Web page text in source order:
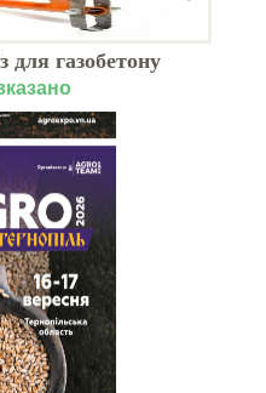
для газобетону